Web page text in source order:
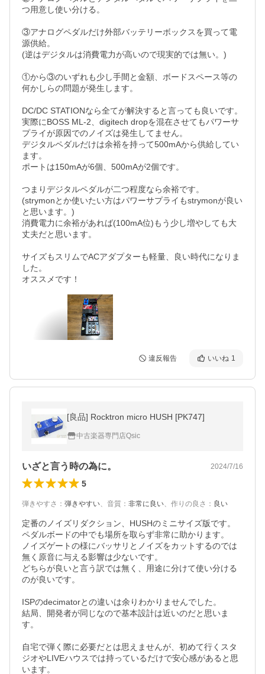
つ用意し使い分ける。
③アナログペダルだけ外部バッテリーボックスを買って電
源供給。
(逆はデジタルは消費電力が高いので現実的では無い。)
①から③のいずれも少し手間と金額、ボードスペース等の
何かしらの問題が発生します。
DC/DC STATIONなら全てが解決すると言っても良いです。
実際にBOSS ML-2、digitech dropを混在させてもパワーサ
プライが原因でのノイズは発生してません。
デジタルペダルだけは余裕を持って500mAから供給してい
ます。
ポートは150mAが6個、500mAが2個です。
つまりデジタルペダルが二つ程度なら余裕です。
(strymonとか使いたい方はパワーサプライもstrymonが良い
と思います。)
消費電力に余裕があれば(100mA位)もう少し増やしても大
丈夫だと思います。
サイズもスリムでACアダプターも軽量、良い時代になりま
した。
違反報告 いいね 1
[良品] Rocktron micro HUSH [PK747]
中古楽器専門店Qsic
いざと言う時の為に。 2024/7/16
5
弾きやすさ ： 弾きやすい、 音質 ： 非常に良い、 作りの良さ ： 良い
定番のノイズリダクション、HUSHのミニサイズ版です。
ペダルボードの中でも場所を取らず非常に助かります。
ノイズゲートの様にバッサリとノイズをカットするのでは
無く原音に与える影響は少ないです。
どちらが良いと言う訳では無く、用途に分けて使い分ける
のが良いです。
ISPのdecimatorとの違いは余りわかりませんでした。
結局、開発者が同じなので基本設計は近いのだと思いま
す。
自宅で弾く際に必要だとは思えませんが、初めて行くスタ
ジオやLIVEハウスでは持っているだけで安心感があると思
います。